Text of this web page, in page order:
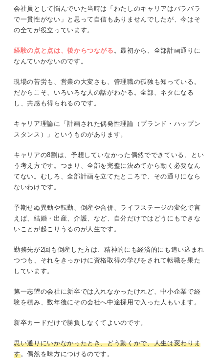
会社員として悩んでいた当時は「わたしのキャリアはバラバラ
で一貫性がない」と思って自信もありませんでしたが、今はそ
の全てが役立っています。
経験の点と点は、後からつながる 。最初から、全部計画通りに
なんていかないのです。
現場の苦労も、営業の大変さも、管理職の孤独も知っている。
だからこそ、いろいろな人の話がわかる。全部、ネタになる
し、共感も得られるのです。
キャリア理論に「計画された偶発性理論（プランド・ハップン
スタンス）」というものがあります。
キャリアの8割は、予想していなかった偶然でできている、とい
う考え方です。つまり、全部を完璧に決めてから動く必要なん
てない。むしろ、全部計画を立てたところで、その通りになら
ないわけです。
予期せぬ異動や転勤、倒産や合併、ライフステージの変化で言
えば、結婚・出産、介護、など、自分だけではどうにもできな
いことが起こりうるのが人生です。
勤務先が2回も倒産した方は、精神的にも経済的にも追い込まれ
つつも、それをきっかけに資格取得の学びをされて転職を果た
しています。
第一志望の会社に新卒では入れなかったけれど、中小企業で経
験を積み、数年後にその会社へ中途採用で入った人もいます。
新卒カードだけで勝負しなくてよいのです。
思い通りにいかなかったとき、どう動くかで、人生は変わりま
す。偶然を味方につけるのです。